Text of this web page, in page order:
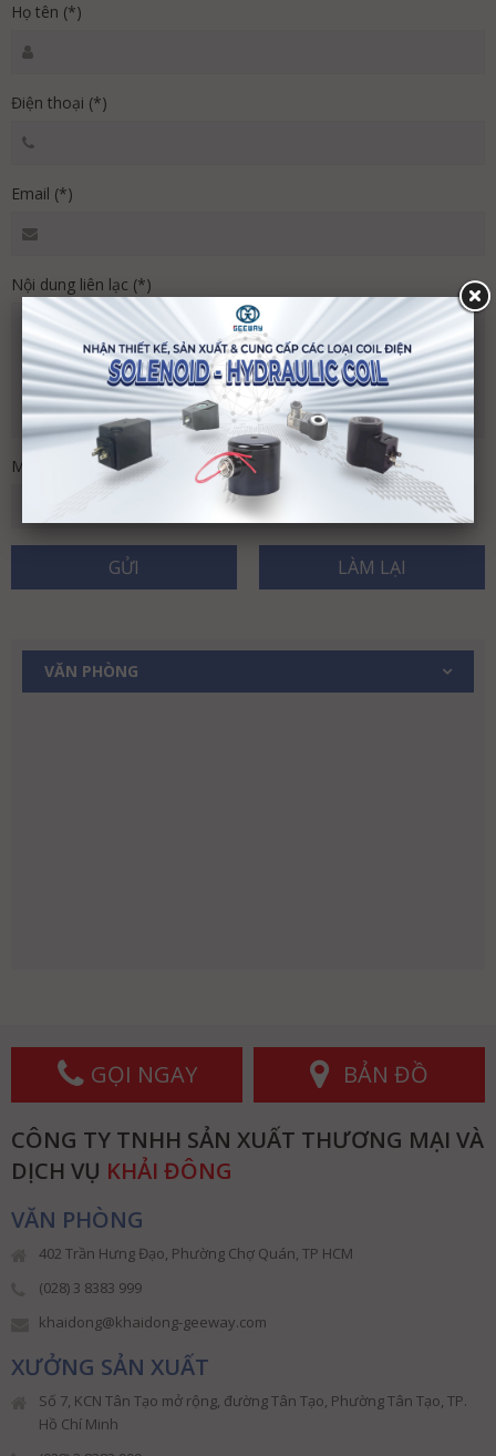
Họ tên (*)
Điện thoại (*)
Email (*)
Nội dung liên lạc (*)
Mã bảo vệ (*)
GỬI LÀM LẠI
VĂN PHÒNG
GỌI NGAY BẢN ĐỒ
CÔNG TY TNHH SẢN XUẤT THƯƠNG MẠI VÀ
DỊCH VỤ KHẢI ĐÔNG
VĂN PHÒNG
402 Trần Hưng Đạo, Phường Chợ Quán, TP HCM
(028) 3 8383 999
khaidong@khaidong-geeway.com
XƯỞNG SẢN XUẤT
Số 7, KCN Tân Tạo mở rộng, đường Tân Tạo, Phường Tân Tạo, TP.
Hồ Chí Minh